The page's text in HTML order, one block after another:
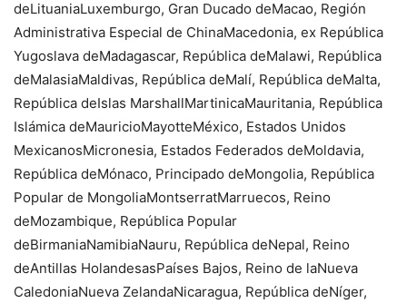
deLituaniaLuxemburgo, Gran Ducado deMacao, Región
Administrativa Especial de ChinaMacedonia, ex República
Yugoslava deMadagascar, República deMalawi, República
deMalasiaMaldivas, República deMalí, República deMalta,
República deIslas MarshallMartinicaMauritania, República
Islámica deMauricioMayotteMéxico, Estados Unidos
MexicanosMicronesia, Estados Federados deMoldavia,
República deMónaco, Principado deMongolia, República
Popular de MongoliaMontserratMarruecos, Reino
deMozambique, República Popular
deBirmaniaNamibiaNauru, República deNepal, Reino
deAntillas HolandesasPaíses Bajos, Reino de laNueva
CaledoniaNueva ZelandaNicaragua, República deNíger,